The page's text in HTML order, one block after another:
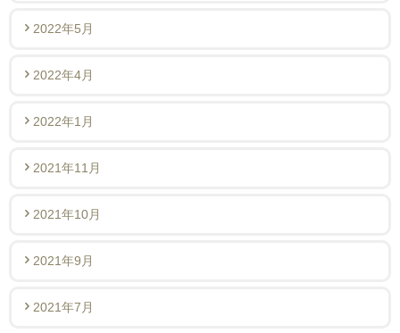
2022年5月
2022年4月
2022年1月
2021年11月
2021年10月
2021年9月
2021年7月